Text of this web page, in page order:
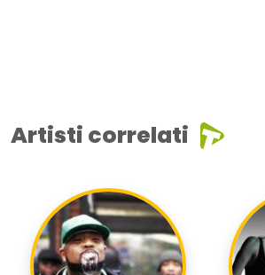
Artisti correlati